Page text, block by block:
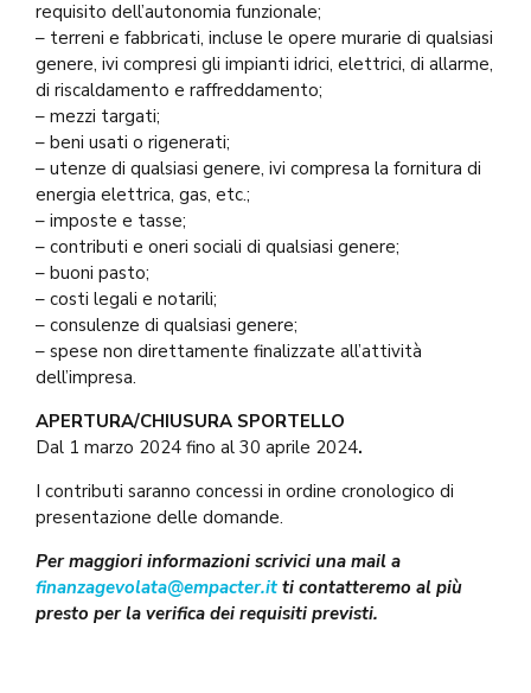
requisito dell’autonomia funzionale;
– terreni e fabbricati, incluse le opere murarie di qualsiasi
genere, ivi compresi gli impianti idrici, elettrici, di allarme,
di riscaldamento e raffreddamento;
– mezzi targati;
– beni usati o rigenerati;
– utenze di qualsiasi genere, ivi compresa la fornitura di
energia elettrica, gas, etc.;
– imposte e tasse;
– contributi e oneri sociali di qualsiasi genere;
– buoni pasto;
– costi legali e notarili;
– consulenze di qualsiasi genere;
– spese non direttamente finalizzate all’attività
dell’impresa.
APERTURA/CHIUSURA SPORTELLO
Dal 1 marzo 2024 fino al 30 aprile 2024.
I contributi saranno concessi in ordine cronologico di
presentazione delle domande.
Per maggiori informazioni scrivici una mail a
finanzagevolata@empacter.it ti contatteremo al più
presto per la verifica dei requisiti previsti.